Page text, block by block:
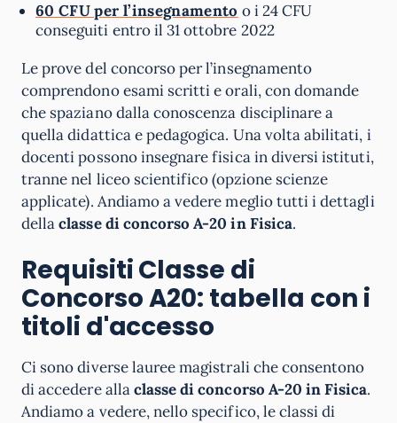
60 CFU per l’insegnamento o i 24 CFU
conseguiti entro il 31 ottobre 2022
Le prove del concorso per l’insegnamento
comprendono esami scritti e orali, con domande
che spaziano dalla conoscenza disciplinare a
quella didattica e pedagogica. Una volta abilitati, i
docenti possono insegnare fisica in diversi istituti,
tranne nel liceo scientifico (opzione scienze
applicate). Andiamo a vedere meglio tutti i dettagli
dellaclasse di concorso A-20 in Fisica.
Requisiti Classe di
Concorso A20: tabella con i
titoli d'accesso
Ci sono diverse lauree magistrali che consentono
di accedere allaclasse di concorso A-20 in Fisica.
Andiamo a vedere, nello specifico, le classi di